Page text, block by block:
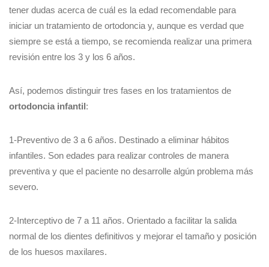
tener dudas acerca de cuál es la edad recomendable para
iniciar un tratamiento de ortodoncia y, aunque es verdad que
siempre se está a tiempo, se recomienda realizar una primera
revisión entre los 3 y los 6 años.
Así, podemos distinguir tres fases en los tratamientos de
ortodoncia infantil:
1-Preventivo de 3 a 6 años. Destinado a eliminar hábitos
infantiles. Son edades para realizar controles de manera
preventiva y que el paciente no desarrolle algún problema más
severo.
2-Interceptivo de 7 a 11 años. Orientado a facilitar la salida
normal de los dientes definitivos y mejorar el tamaño y posición
de los huesos maxilares.